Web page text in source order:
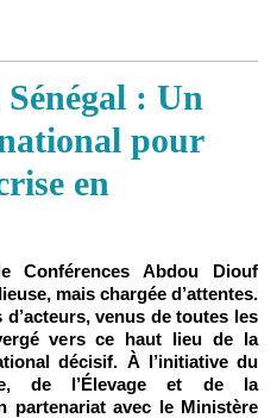
: Un
pour
en
Conférences Abdou Diouf
mais chargée d’attentes.
venus de toutes les
vers ce haut lieu de la
décisif. À l’initiative du
de l’Élevage et de la
partenariat avec le Ministère